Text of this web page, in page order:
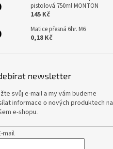
pistolová 750ml MONTON
145 Kč
Matice přesná 6hr. M6
0,18 Kč
newsletter
svůj e-mail a my vám budeme
informace o nových produktech na
e-shopu.
mail